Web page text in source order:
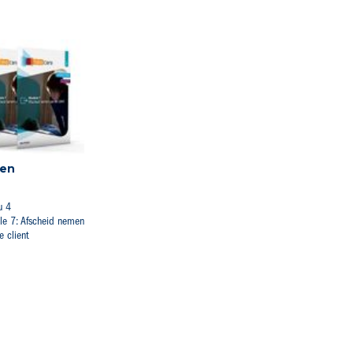
4
7: Afscheid nemen
client